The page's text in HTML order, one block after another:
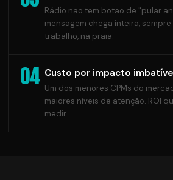
Rádio não tem botão de "pular
mensagem chega inteira,
trabalho, na praia.
04 Custo por impacto
Um dos menores CPMs do
maiores níveis de atenção. ROI
medir.